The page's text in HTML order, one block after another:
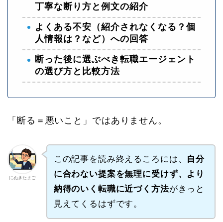
丁寧な断り方と例文の紹介
よくある不安（紹介されなくなる？個
人情報は？など）への回答
断った後に選ぶべき転職エージェント
の選び方と比較方法
「断る＝悪いこと」ではありません。
にぬきたまご
この記事を読み終えるころには、 自分
に合わない提案を無理に受けず、より
納得のいく転職に近づく方法がきっと
見えてくるはずです。